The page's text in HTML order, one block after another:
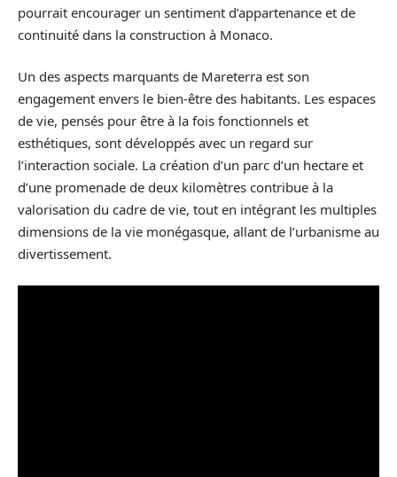
pourrait encourager un sentiment d’appartenance et de
continuité dans la construction à Monaco.
Un des aspects marquants de Mareterra est son
engagement envers le bien-être des habitants. Les espaces
de vie, pensés pour être à la fois fonctionnels et
esthétiques, sont développés avec un regard sur
l’interaction sociale. La création d’un parc d’un hectare et
d’une promenade de deux kilomètres contribue à la
valorisation du cadre de vie, tout en intégrant les multiples
dimensions de la vie monégasque, allant de l’urbanisme au
divertissement.